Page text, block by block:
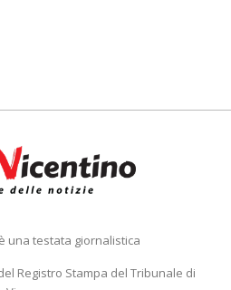
è una testata giornalistica
Registro Stampa del Tribunale di